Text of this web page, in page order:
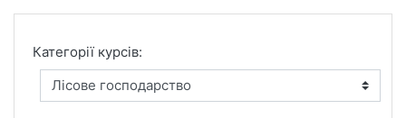
Категорії курсів: